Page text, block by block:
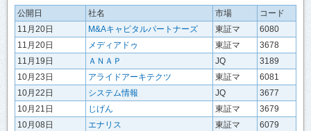
公開日 社名 市場
コード
11月20日
M&Aキャピタルパートナーズ 東証マ
6080
11月20日
メディアドゥ 東証マ
3678
11月19日
ＡＮＡＰ JQ
3189
10月23日
アライドアーキテクツ 東証マ
6081
10月22日
システム情報 JQ
3677
10月21日
じげん 東証マ
3679
10月08日
エナリス 東証マ 6079